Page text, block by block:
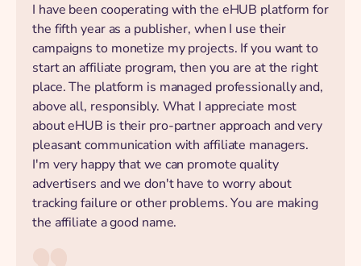
I have been cooperating with the eHUB platform for
the fifth year as a publisher, when I use their
campaigns to monetize my projects. If you want to
start an affiliate program, then you are at the right
place. The platform is managed professionally and,
above all, responsibly. What I appreciate most
about eHUB is their pro-partner approach and very
pleasant communication with affiliate managers.
I'm very happy that we can promote quality
advertisers and we don't have to worry about
tracking failure or other problems. You are making
the affiliate a good name.